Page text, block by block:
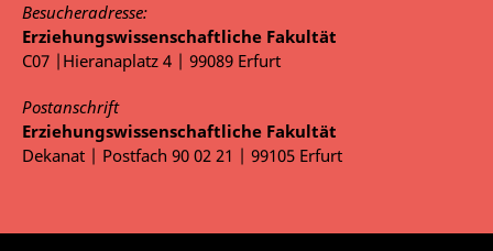
Besucheradresse:
Erziehungswissenschaftliche Fakultät
C07 |Hieranaplatz 4 | 99089 Erfurt
Postanschrift
Erziehungswissenschaftliche Fakultät
Dekanat | Postfach 90 02 21 | 99105 Erfurt